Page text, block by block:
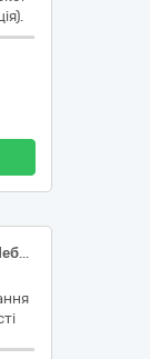
Медична каталка (НК 024:2023: 34873 - Меблі для лікарень механічні) (НК 031:2024: V0804 ОБЛАДНАННЯ ДЛЯ ПЕРЕМІЩЕННЯ ПАЦІЄНТІВ); Відсмоктувач медичний (НК 024:2023: 47366 – Аспіраційна система, що живиться від електромережі, для невідкладної допомоги) (НК 031:2024: Z120105 ХІРУРГІЧНІ МЕДИЧНІ АСПІРАТОРИ); Кушетка діагностична (НК 024:2023: 32266 - Стіл/кушетка масажний без електроживлення непортативний) (НК 031:2024: V080603 МЕДИЧНІ ЛІЖКА ДЛЯ ТЕРАПІЇ, ДІАГНОСТИКИ І МОНІТОРИНГУ) (Показник національного класифікатора України ДК 021:2015 “Єдиний закупівельний словник” – ДК 021:2015: 33190000-8: Медичне обладнання та вироби медичного призначення різні).